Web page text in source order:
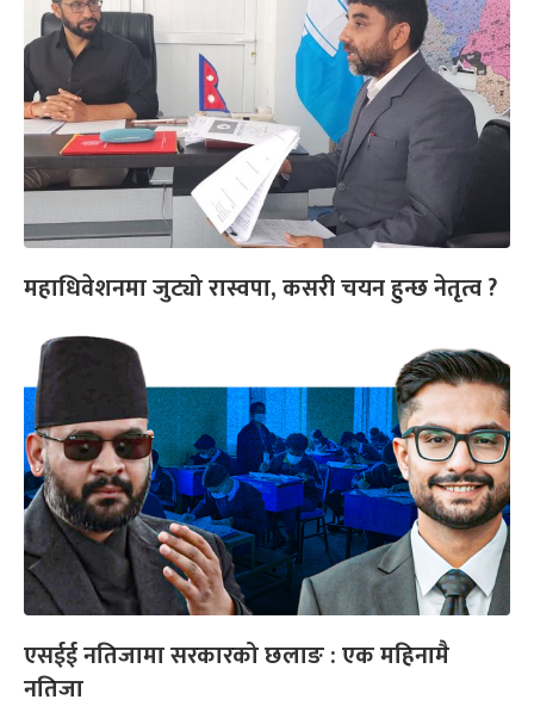
महाधिवेशनमा जुट्यो रास्वपा, कसरी चयन हुन्छ नेतृत्व ?
एसईई नतिजामा सरकारको छलाङ : एक महिनामै
नतिजा